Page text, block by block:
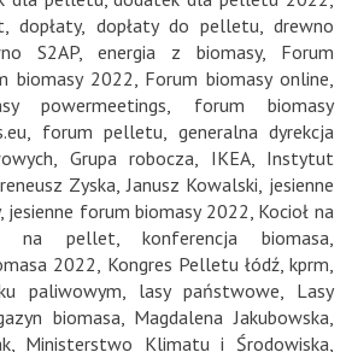
,dopłaty, dopłaty do pelletu,drewno
S2AP, energia z biomasy, Forum
biomasy 2022, Forum biomasy online,
powermeetings, forum biomasy
, forum pelletu, generalna dyrekcja
, Grupa robocza, IKEA, Instytut
Zyska,Janusz Kowalski, jesienne
, jesienne forum biomasy 2022, Kocioł na
na pellet,konferencja biomasa,
2022, Kongres Pelletu łódź,kprm,
paliwowym, lasy państwowe, Lasy
biomasa, Magdalena Jakubowska,
, Ministerstwo Klimatu i Środowiska,